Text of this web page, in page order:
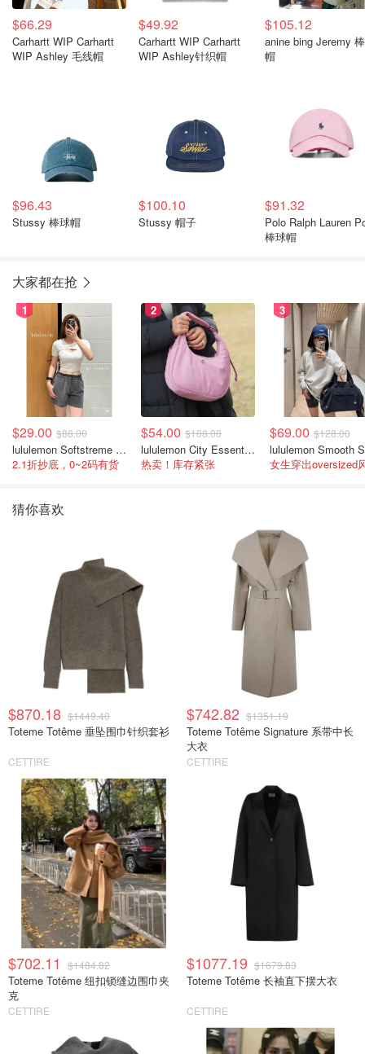
$66.29
Carhartt WIP Carhartt
WIP Ashley 毛线帽
$49.92
Carhartt WIP Carhartt
WIP Ashley针织帽
$105.12
anine bing Jeremy 棒球
帽
$96.43
Stussy 棒球帽
$100.10
Stussy 帽子
$91.32
Polo Ralph Lauren
棒球帽
大家都在抢
1
$29.00 $88.00
lululemon Softstreme 女士高腰短裤 10cm
2.1折抄底，0~2码有货
2
$54.00 $108.00
lululemon City Essentials 肩背包 4L
热卖！库存紧张
3
$69.00 $128.00
女生穿出oversized
猜你喜欢
$870.18 $1449.40
Toteme Totême 垂坠围巾针织套衫
CETTIRE
$742.82 $1351.19
Toteme Totême Signature 系带中长
大衣
CETTIRE
$702.11 $1484.82
Toteme Totême 纽扣锁缝边围巾夹
克
CETTIRE
$1077.19 $1679.83
Toteme Totême 长袖直下摆大衣
CETTIRE